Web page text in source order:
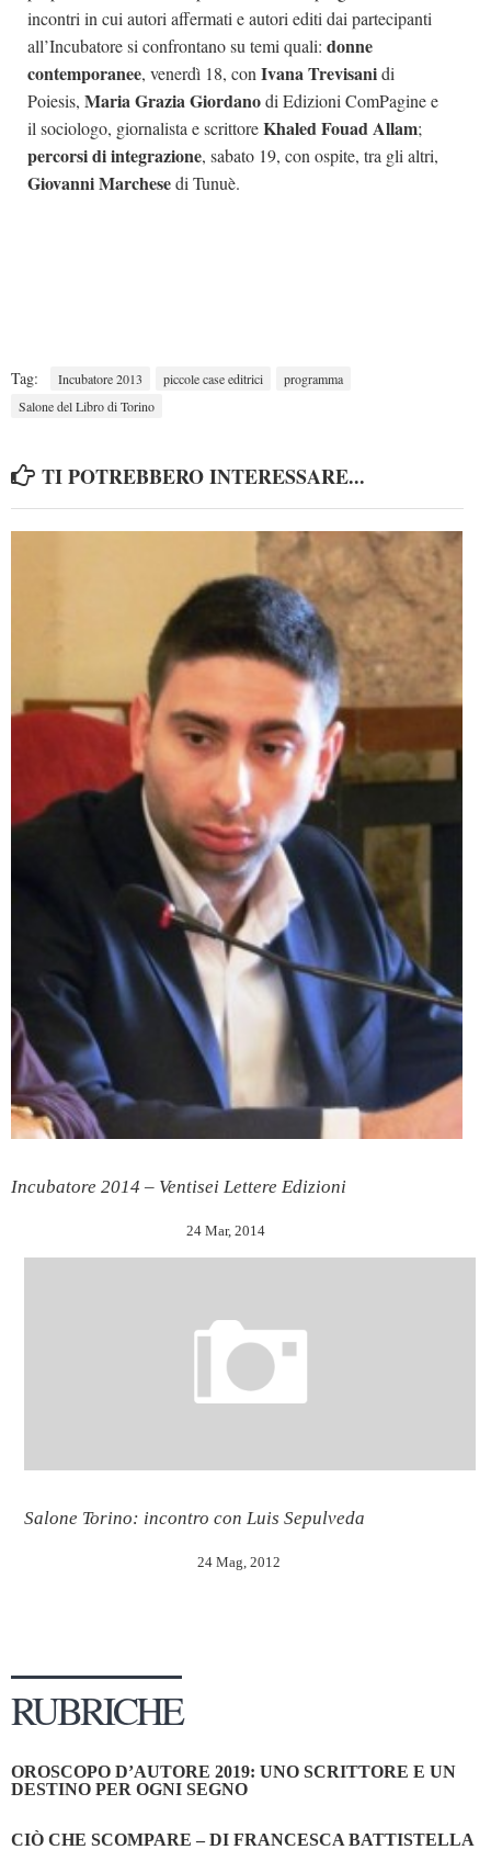
incontri in cui autori affermati e autori editi dai partecipanti
all’Incubatore si confrontano su temi quali: donne
contemporanee, venerdì 18, con Ivana Trevisanidi
Poiesis, Maria Grazia Giordanodi Edizioni ComPagine e
il sociologo, giornalista e scrittoreKhaled Fouad Allam;
percorsi di integrazione, sabato 19, con ospite, tra gli altri,
Giovanni Marchesedi Tunuè.
Tag: Incubatore 2013 piccole case editrici
programma
Salone del Libro di Torino
TI POTREBBERO INTERESSARE...
Incubatore 2014 – Ventisei Lettere Edizioni
24 Mar, 2014
Salone Torino: incontro con Luis Sepulveda
24 Mag, 2012
RUBRICHE
OROSCOPO D’AUTORE 2019: UNO SCRITTORE E UN
DESTINO PER OGNI SEGNO
CIÒ CHE SCOMPARE – DI FRANCESCA BATTISTELLA